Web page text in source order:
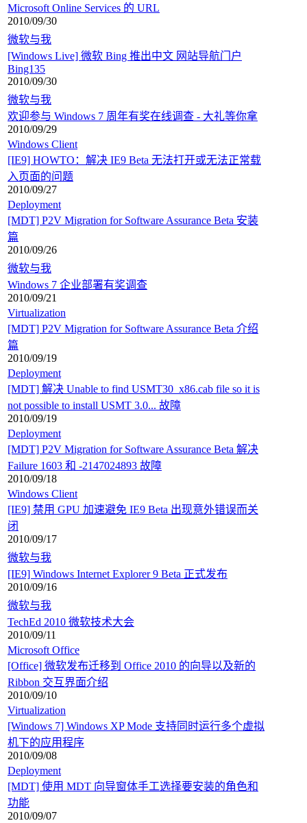
Microsoft Online Services 的 URL
2010/09/30
微软与我
[Windows Live] 微软 Bing 推出中文 网站导航门户
Bing135
2010/09/30
微软与我
欢迎参与 Windows 7 周年有奖在线调查 - 大礼等你拿
2010/09/29
Windows Client
[IE9] HOWTO：解决 IE9 Beta 无法打开或无法正常载
入页面的问题
2010/09/27
Deployment
[MDT] P2V Migration for Software Assurance Beta 安装
篇
2010/09/26
微软与我
Windows 7 企业部署有奖调查
2010/09/21
Virtualization
[MDT] P2V Migration for Software Assurance Beta 介绍
篇
2010/09/19
Deployment
[MDT] 解决 Unable to find USMT30_x86.cab file so it is
not possible to install USMT 3.0... 故障
2010/09/19
Deployment
[MDT] P2V Migration for Software Assurance Beta 解决
Failure 1603 和 -2147024893 故障
2010/09/18
Windows Client
[IE9] 禁用 GPU 加速避免 IE9 Beta 出现意外错误而关
闭
2010/09/17
微软与我
[IE9] Windows Internet Explorer 9 Beta 正式发布
2010/09/16
微软与我
TechEd 2010 微软技术大会
2010/09/11
Microsoft Office
[Office] 微软发布迁移到 Office 2010 的向导以及新的
Ribbon 交互界面介绍
2010/09/10
Virtualization
[Windows 7] Windows XP Mode 支持同时运行多个虚拟
机下的应用程序
2010/09/08
Deployment
[MDT] 使用 MDT 向导窗体手工选择要安装的角色和
功能
2010/09/07